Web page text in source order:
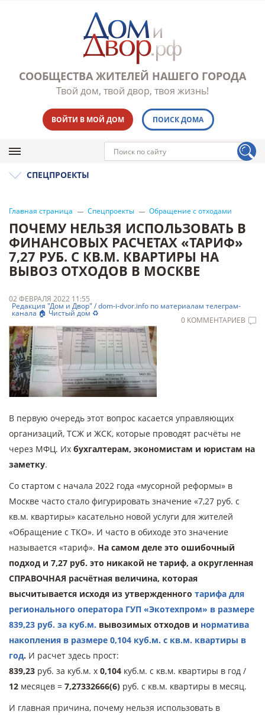
СООБЩЕСТВА ЖИТЕЛЕЙ НАШЕГО ГОРОДА
Твой дом, твой двор, твоя жизнь!
ВОЙТИ В МОЙ ДОМ ПОИСК ДОМА
СПЕЦПРОЕКТЫ
Главная страница Спецпроекты Обращение с отходами
ПОЧЕМУ НЕЛЬЗЯ ИСПОЛЬЗОВАТЬ В
ФИНАНСОВЫХ РАСЧЕТАХ «ТАРИФ»
7,27 РУБ. С КВ.М. КВАРТИРЫ НА
ВЫВОЗ ОТХОДОВ В МОСКВЕ
02 ФЕВРАЛЯ 2022 11:55
Редакция "Дом и Двор" / dom-i-dvor.info по материалам телеграм-
канала 🏠 Чистый дом ♻️
0 КОММЕНТАРИЕВ
В первую очередь этот вопрос касается управляющих
организаций, ТСЖ и ЖСК, которые проводят расчёты не
через МФЦ. Их бухгалтерам, экономистам и юристам на
заметку.
Со стартом с начала 2022 года «мусорной реформы» в
Москве часто стало фигурировать значение «7,27 руб. с
кв.м. квартиры» касательно новой услуги для жителей
«Обращение с ТКО». И часто в обиходе это значение
называется «тариф». На самом деле это ошибочный
подход и 7,27 руб. это никакой не тариф, а округленная
СПРАВОЧНАЯ расчётная величина, которая
высчитывается исходя из утвержденного тарифа для
регионального оператора ГУП «Экотехпром» в размере
839,23 руб. за куб.м. вывозимых отходов и норматива
накопления в размере 0,104 куб.м. с кв.м. квартиры в
год. И расчет здесь прост:
839,23 руб. за куб.м. х 0,104 куб.м. с кв.м. квартиры в год /
12 месяцев = 7,27332666(6) руб. с кв.м. квартиры в месяц.
И главная причина, почему нельзя использовать в